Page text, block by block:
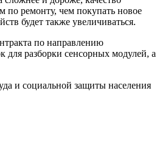
по ремонту, чем покупать новое
будет также увеличиваться.
по направлению
разборки сенсорных модулей, а
и социальной защиты населения